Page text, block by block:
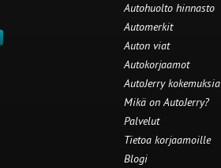
Autohuolto hinnasto
Automerkit
Auton viat
Autokorjaamot
AutoJerry kokemuksia
Mikä on AutoJerry?
Palvelut
Tietoa korjaamoille
Blogi